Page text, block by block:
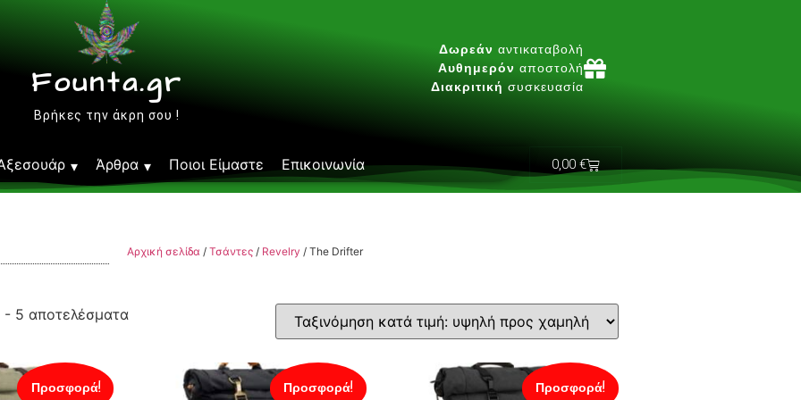
Founta.gr
Βρήκες την άκρη σου !
Δωρεάναντικαταβολή
Αυθημερόναποστολή
Διακριτικήσυσκευασία
Άρθρα Ποιοι Είμαστε Επικοινωνία 0,00€
Αρχική σελίδα / Τσάντες / Revelry / The Drifter
- 5 αποτελέσματα
Προσφορά! Προσφορά! Προσφορά!